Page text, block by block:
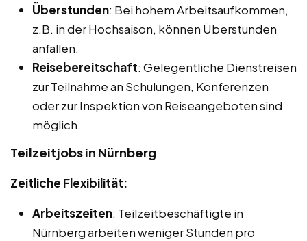
Überstunden: Bei hohem Arbeitsaufkommen,
z.B. in der Hochsaison, können Überstunden
anfallen.
Reisebereitschaft: Gelegentliche Dienstreisen
zur Teilnahme an Schulungen, Konferenzen
oder zur Inspektion von Reiseangeboten sind
möglich.
Teilzeitjobs in Nürnberg
Zeitliche Flexibilität:
Arbeitszeiten: Teilzeitbeschäftigte in
Nürnberg arbeiten weniger Stunden pro